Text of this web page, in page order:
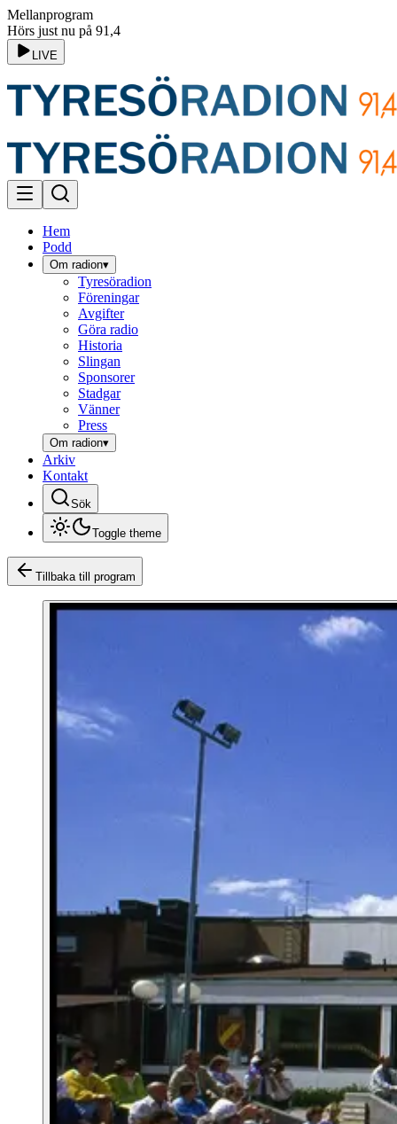
Mellanprogram
Hörs just nu på 91,4
LIVE
Hem
Podd
Om radion▾
Tyresöradion
Föreningar
Avgifter
Göra radio
Historia
Slingan
Sponsorer
Stadgar
Vänner
Press
Om radion▾
Arkiv
Kontakt
Sök
Toggle theme
Tillbaka till program